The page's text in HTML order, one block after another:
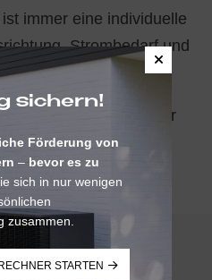
immer eine individuelle
Strombedarf und
eine wichtige Rolle.
ersten Beratung bis zur
eine Lösung, die
passt.
sichern!
Förderung von
– bevor es zu
sich in nur wenigen
zusammen.
STARTEN